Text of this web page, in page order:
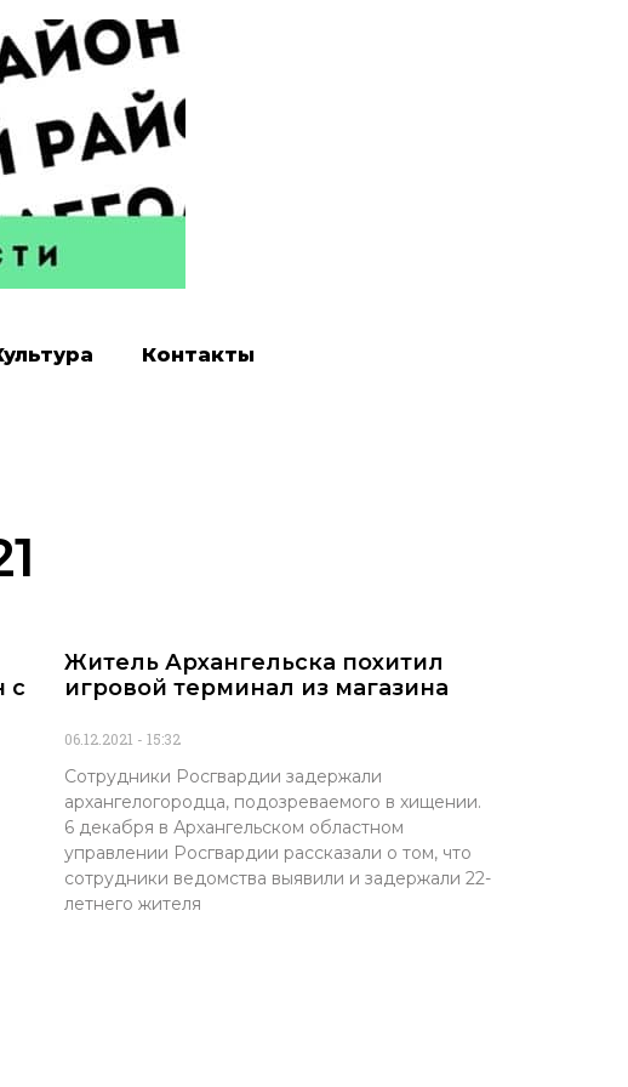
Контакты
с
Житель Архангельска похитил
игровой терминал из магазина
06.12.2021 15:32
Сотрудники Росгвардии задержали
архангелогородца, подозреваемого в хищении.
6 декабря в Архангельском областном
управлении Росгвардии рассказали о том, что
сотрудники ведомства выявили и задержали 22-
летнего жителя